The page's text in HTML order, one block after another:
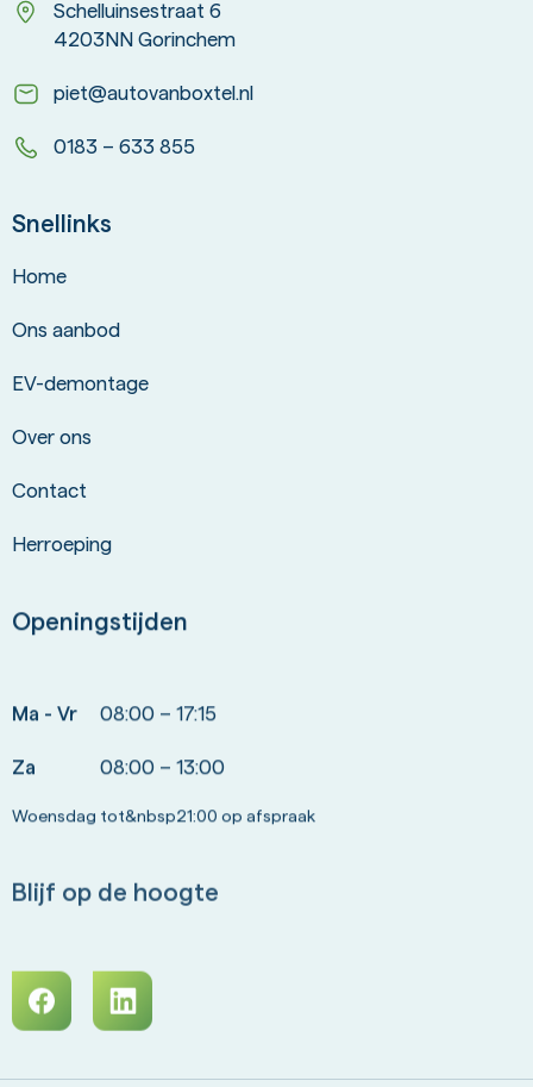
Schelluinsestraat 6
4203NN Gorinchem
piet@autovanboxtel.nl
0183 – 633 855
Snellinks
Home
Ons aanbod
EV-demontage
Over ons
Contact
Herroeping
Openingstijden
Ma - Vr 08:00 – 17:15
Za 08:00 – 13:00
Woensdag tot&nbsp21:00 op afspraak
Blijf op de hoogte